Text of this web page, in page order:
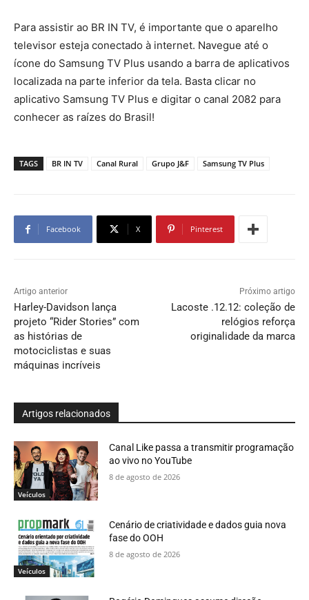
Para assistir ao BR IN TV, é importante que o aparelho
televisor esteja conectado à internet. Navegue até o
ícone do Samsung TV Plus usando a barra de aplicativos
localizada na parte inferior da tela. Basta clicar no
aplicativo Samsung TV Plus e digitar o canal 2082 para
conhecer as raízes do Brasil!
TAGS BR IN TV Canal Rural Grupo J&F Samsung TV Plus
Facebook X Pinterest
Artigo anterior
Harley-Davidson lança
projeto “Rider Stories” com
as histórias de
motociclistas e suas
máquinas incríveis
Próximo artigo
Lacoste .12.12: coleção de
relógios reforça
originalidade da marca
Artigos relacionados
Veículos
Canal Like passa a transmitir programação
ao vivo no YouTube
8 de agosto de 2026
Veículos
Cenário de criatividade e dados guia nova
fase do OOH
8 de agosto de 2026